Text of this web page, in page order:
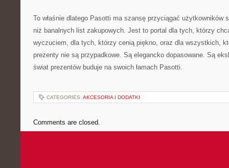
To właśnie dlatego Pasotti ma szansę przyciągać użytkowników
niż banalnych list zakupowych. Jest to portal dla tych, którzy
wyczuciem, dla tych, którzy cenią piękno, oraz dla wszystkich,
prezenty nie są przypadkowe. Są elegancko dopasowane. Są
świat prezentów buduje na swoich łamach Pasotti.
CATEGORIES: AKCESORIA I DODATKI
Comments are closed.